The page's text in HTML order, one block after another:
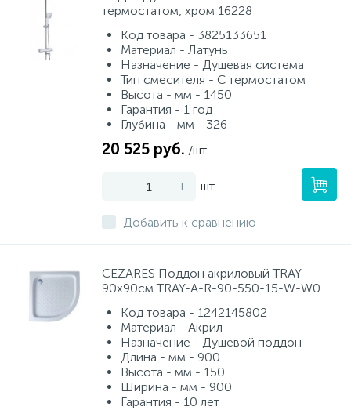
термостатом, хром 16228
Код товара - 3825133651
Материал - Латунь
Назначение - Душевая система
Тип смесителя - С термостатом
Высота - мм - 1450
Гарантия - 1 год
Глубина - мм - 326
20 525 руб. /шт
- + шт
Добавить к сравнению
CEZARES Поддон акриловый TRAY
90х90см TRAY-A-R-90-550-15-W-W0
Код товара - 1242145802
Материал - Акрил
Назначение - Душевой поддон
Длина - мм - 900
Высота - мм - 150
Ширина - мм - 900
Гарантия - 10 лет